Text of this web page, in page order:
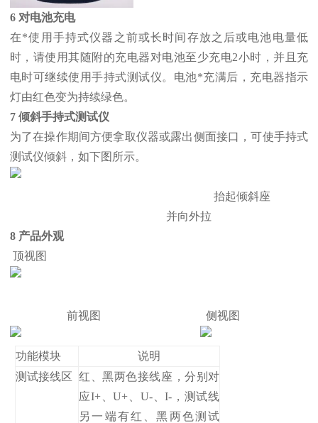
6 对电池充电
在*使用手持式仪器之前或长时间存放之后或电池电量低
时，请使用其随附的充电器对电池至少充电2小时，并且充
电时可继续使用手持式测试仪。电池*充满后，充电器指示
灯由红色变为持续绿色。
7 倾斜手持式测试仪
为了在操作期间方便拿取仪器或露出侧面接口，可使手持式
测试仪倾斜，如下图所示。
抬起倾斜座
并向外拉
8 产品外观
顶视图
前视图 侧视图
功能模块
说明
测试接线区 红、黑两色接线座，分别对
应I+、U+、U-、I-，测试线
另一端有红、黑两色测试